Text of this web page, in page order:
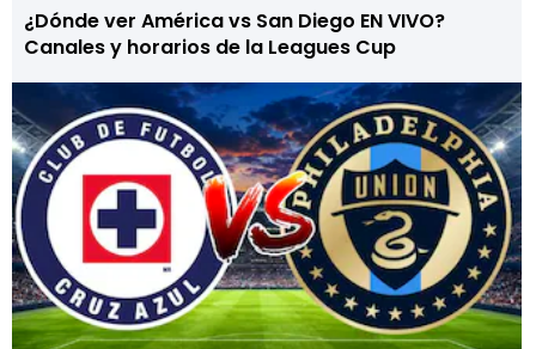
¿Dónde ver América vs San Diego EN VIVO?
Canales y horarios de la Leagues Cup